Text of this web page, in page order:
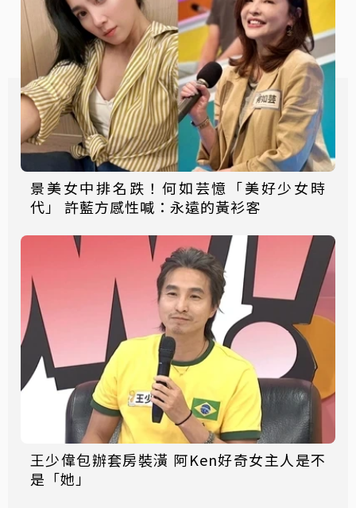
景美女中排名跌！何如芸憶「美好少女時
代」 許藍方感性喊：永遠的黃衫客
王少偉包辦套房裝潢 阿Ken好奇女主人是不
是「她」